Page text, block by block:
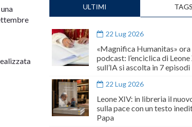
ULTIMI TAGS
22 Lug 2026
«Magnifica Humanitas» ora
podcast: l’enciclica di
sull’IA si ascolta in 7 episodi
22 Lug 2026
Leone XIV: in libreria il
sulla pace con un testo
Papa